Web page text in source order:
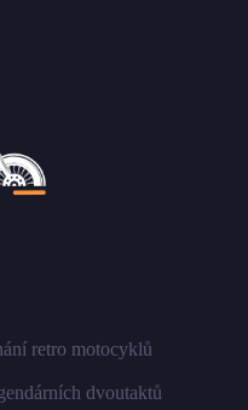
retro motocyklů
dvoutaktů